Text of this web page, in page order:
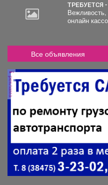
Вежливость,
онлайн
Все объявления
реклама